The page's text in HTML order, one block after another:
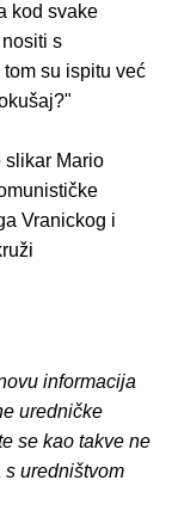
kod svake
s
su ispitu već
slikar Mario
Vranickog i
informacija
uredničke
se kao takve ne
uredništvom